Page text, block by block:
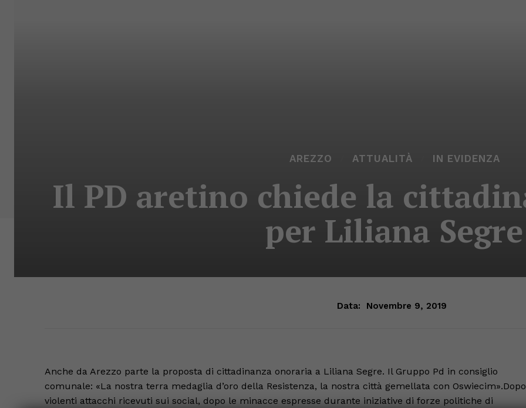
AREZZO ATTUALITÀ IN EVIDENZA
Il PD aretino chiede la
per Liliana Segre
Data: Novembre 9, 2019
Anche da Arezzo parte la proposta di cittadinanza onoraria a Liliana Segre. Il Gruppo Pd in consiglio
comunale: «La nostra terra medaglia d’oro della Resistenza, la nostra città gemellata con
violenti attacchi ricevuti sui social, dopo le minacce espresse durante iniziative di forze politiche di